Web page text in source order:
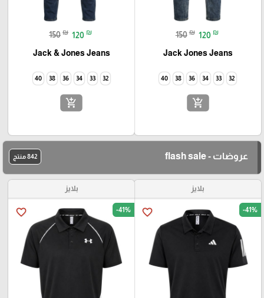
150 ₪ 120 ₪
Jack Jones Jeans
32
33
34
36
38
40
add_shopping_cart
150 ₪ 120 ₪
Jack & Jones Jeans
32
33
34
36
38
40
add_shopping_cart
عروضات - flash sale 842 منتج
بلايز
favorite_border -41%
بلايز
favorite_border -41%